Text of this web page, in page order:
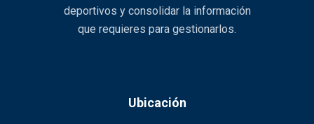
deportivos y consolidar la información
que requieres para gestionarlos.
Ubicación